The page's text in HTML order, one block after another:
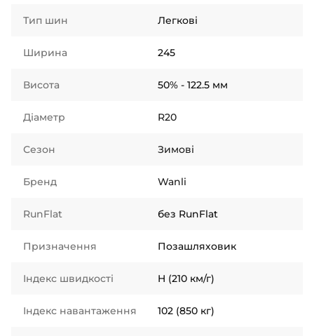
Тип шин Легкові
Ширина 245
Висота 50% - 122.5 мм
Діаметр R20
Сезон Зимові
Бренд Wanli
RunFlat без RunFlat
Призначення Позашляховик
Індекс швидкості H (210 км/г)
Індекс навантаження 102 (850 кг)